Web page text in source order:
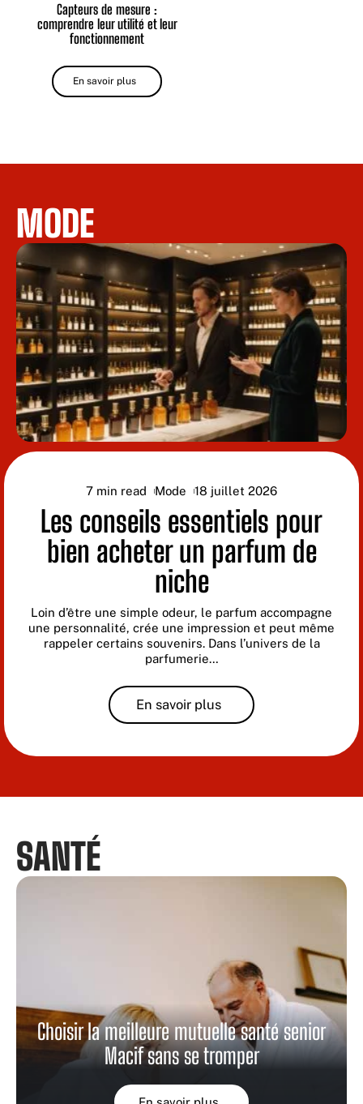
Capteurs de mesure :
comprendre leur utilité et leur
fonctionnement
En savoir plus
MODE
7 min read Mode 18 juillet 2026
Les conseils essentiels pour
bien acheter un parfum de
niche
Loin d’être une simple odeur, le parfum accompagne
une personnalité, crée une impression et peut même
rappeler certains souvenirs. Dans l’univers de la
parfumerie…
En savoir plus
SANTÉ
Choisir la meilleure mutuelle santé senior
Macif sans se tromper